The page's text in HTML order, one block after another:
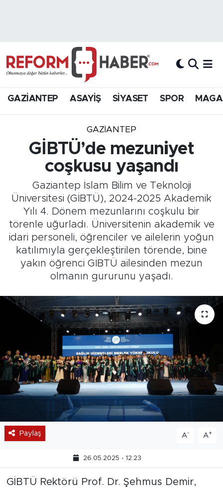
GAZİANTEP ASAYİŞ SİYASET SPOR
GAZIANTEP
GİBTÜ’de mezuniyet
coşkusu yaşandı
Gaziantep İslam Bilim ve Teknoloji
Üniversitesi (GİBTÜ), 2024-2025 Akademik
Yılı 4. Dönem mezunlarını coşkulu bir
törenle uğurladı. Üniversitenin akademik ve
idari personeli, öğrenciler ve ailelerin yoğun
katılımıyla gerçekleştirilen törende, bine
yakın öğrenci GİBTÜ ailesinden mezun
olmanın gururunu yaşadı.
Paylaş A- A+
26.05.2025 - 12:23
GİBTÜ Rektörü Prof. Dr. Şehmus Demir,
Hava Durumu
Süper Lig Puan Durumu ve Fikstür
Tüm Manşetler
Son Dakika Haberleri
Haber Arşivi